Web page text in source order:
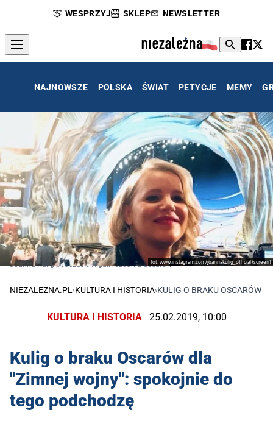
WESPRZYJ SKLEP NEWSLETTER
NAJNOWSZE POLSKA ŚWIAT PETYCJE MEMY
fot. www.instagram.com/joannakulig_official (screen)
Joanna Kulig podczas 91. gali rozdania Oscarów
NIEZALEŻNA.PL ›KULTURA I HISTORIA›KULIG O BRAKU OSCARÓW
KULTURA I HISTORIA 25.02.2019, 10:00
Kulig o braku Oscarów dla
"Zimnej wojny": spokojnie do
tego podchodzę